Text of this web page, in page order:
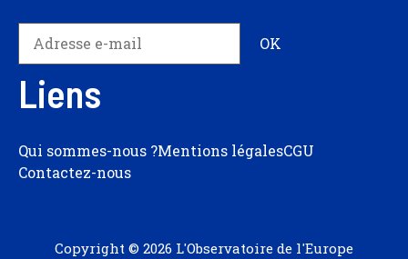
Liens
Qui sommes-nous ?Mentions légalesCGU
Contactez-nous
Copyright © 2026 L'Observatoire de l'Europe